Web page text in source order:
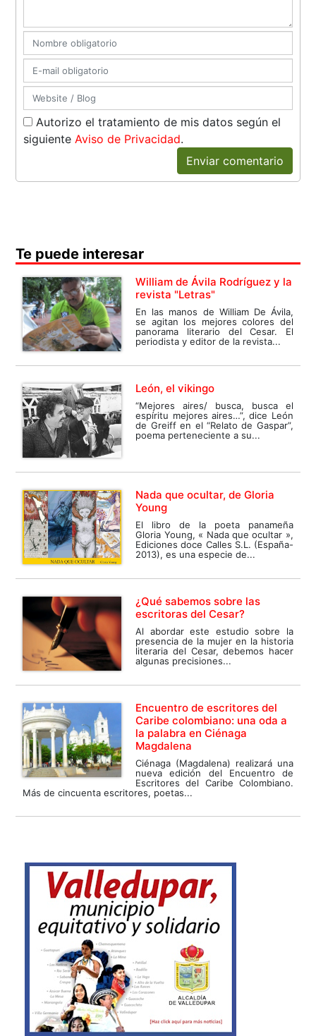
Autorizo el tratamiento de mis datos según el
siguienteAviso de Privacidad.
Enviar comentario
Te puede interesar
William de Ávila Rodríguez y la
revista "Letras"
En las manos de William De Ávila,
se agitan los mejores colores del
panorama literario del Cesar. El
periodista y editor de la revista...
León, el vikingo
“Mejores aires/ busca, busca el
espíritu mejores aires…”, dice León
de Greiff en el “Relato de Gaspar”,
poema perteneciente a su...
Nada que ocultar, de Gloria
Young
El libro de la poeta panameña
Gloria Young, « Nada que ocultar »,
Ediciones doce Calles S.L. (España-
2013), es una especie de...
¿Qué sabemos sobre las
escritoras del Cesar?
Al abordar este estudio sobre la
presencia de la mujer en la historia
literaria del Cesar, debemos hacer
algunas precisiones...
Encuentro de escritores del
Caribe colombiano: una oda a
la palabra en Ciénaga
Magdalena
Ciénaga (Magdalena) realizará una
nueva edición del Encuentro de
Escritores del Caribe Colombiano.
Más de cincuenta escritores, poetas...